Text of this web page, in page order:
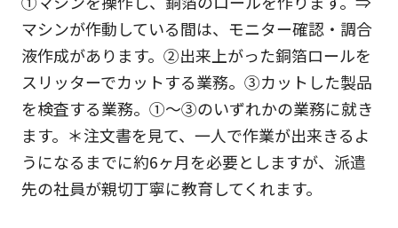
マシンが作動している間は、モニター確認・調合
液作成があります。②出来上がった銅箔ロールを
スリッターでカットする業務。③カットした製品
を検査する業務。①～③のいずれかの業務に就き
ます。＊注文書を見て、一人で作業が出来きるよ
うになるまでに約6ヶ月を必要としますが、派遣
先の社員が親切丁寧に教育してくれます。